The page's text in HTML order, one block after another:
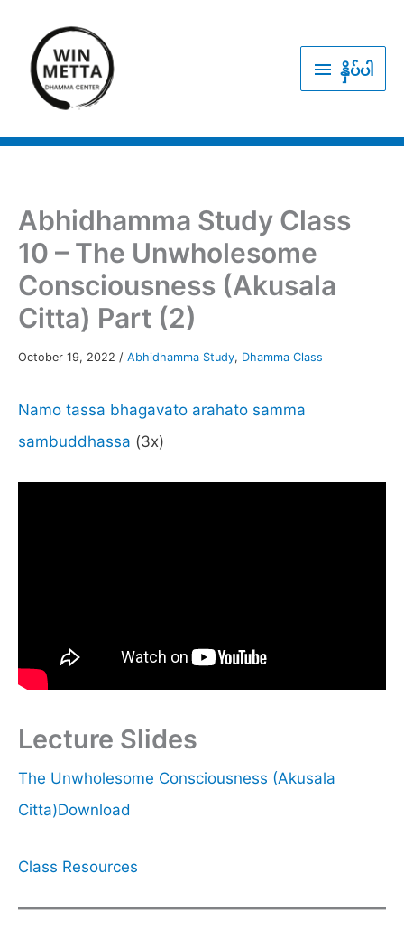
content
နှိပ် နှိပ်ပါ
Abhidhamma Study Class
10 – The Unwholesome
Consciousness (Akusala
Citta) Part (2)
October 19, 2022 / Abhidhamma Study, Dhamma Class
Namo tassa bhagavato arahato samma
sambuddhassa (3x)
Lecture Slides
The Unwholesome Consciousness (Akusala
Citta)Download
Class Resources